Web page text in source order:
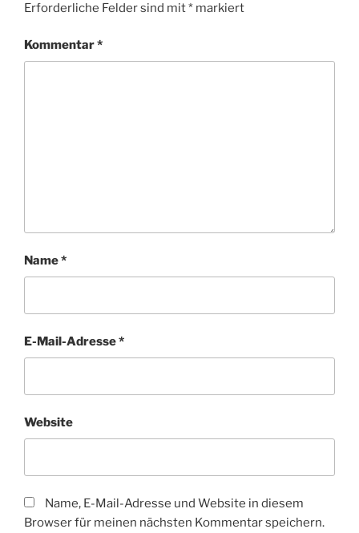
Erforderliche Felder sind mit* markiert
Kommentar*
Name*
E-Mail-Adresse*
Website
Name, E-Mail-Adresse und Website in diesem
Browser für meinen nächsten Kommentar speichern.